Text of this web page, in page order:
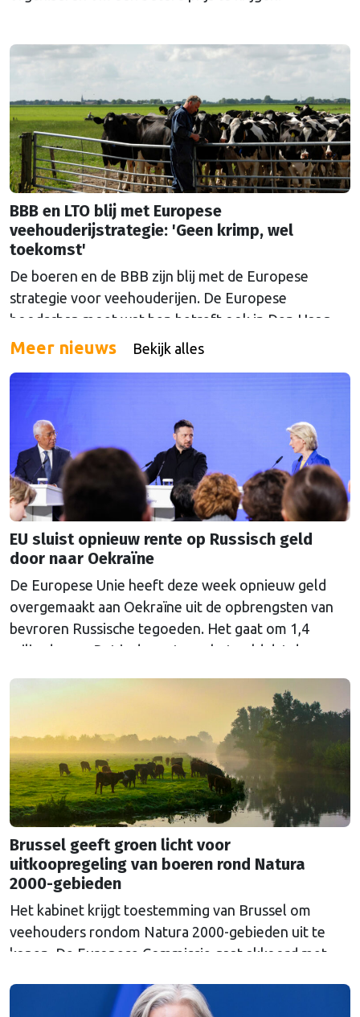
BBB en LTO blij met Europese
veehouderijstrategie: 'Geen krimp, wel
toekomst'
De boeren en de BBB zijn blij met de Europese
strategie voor veehouderijen. De Europese
boodschap moet wat hen betreft ook in Den Haag
doordringen.
Meer nieuws Bekijk alles
EU sluist opnieuw rente op Russisch geld
door naar Oekraïne
De Europese Unie heeft deze week opnieuw geld
overgemaakt aan Oekraïne uit de opbrengsten van
bevroren Russische tegoeden. Het gaat om 1,4
miljard euro. Dat is de rente op het geld dat de
Euroclear parkeerde. De EU bevroor dat geld na de
Continued
Brussel geeft groen licht voor
uitkoopregeling van boeren rond Natura
2000-gebieden
Het kabinet krijgt toestemming van Brussel om
veehouders rondom Natura 2000-gebieden uit te
kopen. De Europese Commissie gaat akkoord met